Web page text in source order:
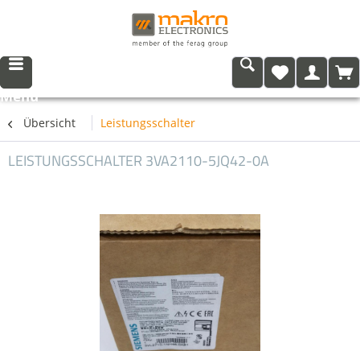
Menü
Übersicht Leistungsschalter
LEISTUNGSSCHALTER 3VA2110-5JQ42-0A